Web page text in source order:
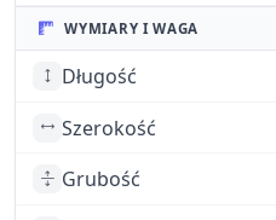
WYMIARY I WAGA
Długość
Szerokość
Grubość